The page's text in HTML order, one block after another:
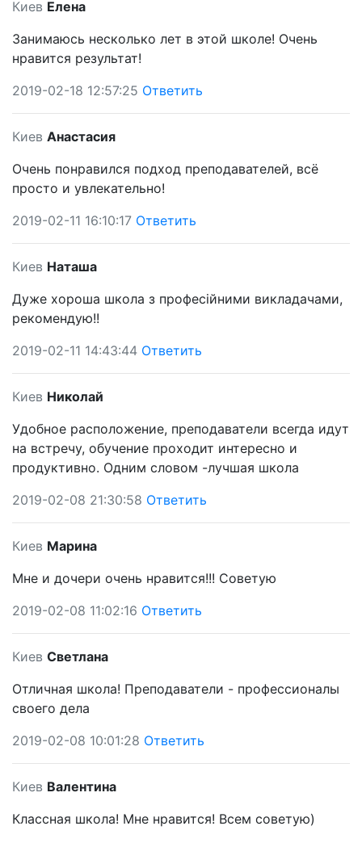
Киев Елена
Занимаюсь несколько лет в этой школе! Очень
нравится результат!
2019-02-18 12:57:25 Ответить
Киев Анастасия
Очень понравился подход преподавателей, всё
просто и увлекательно!
2019-02-11 16:10:17 Ответить
Киев Наташа
Дуже хороша школа з професійними викладачами,
рекомендую!!
2019-02-11 14:43:44 Ответить
Киев Николай
Удобное расположение, преподаватели всегда идут
на встречу, обучение проходит интересно и
продуктивно. Одним словом -лучшая школа
2019-02-08 21:30:58 Ответить
Киев Марина
Мне и дочери очень нравится!!! Советую
2019-02-08 11:02:16 Ответить
Киев Светлана
Отличная школа! Преподаватели - профессионалы
своего дела
2019-02-08 10:01:28 Ответить
Киев Валентина
Классная школа! Мне нравится! Всем советую)